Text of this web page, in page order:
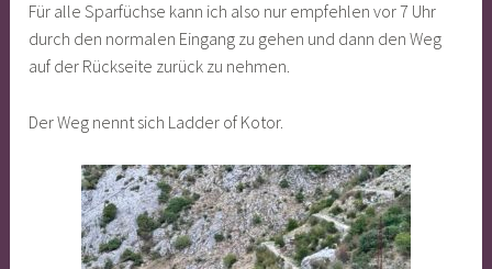
Für alle Sparfüchse kann ich also nur empfehlen vor 7 Uhr
durch den normalen Eingang zu gehen und dann den Weg
auf der Rückseite zurück zu nehmen.
Der Weg nennt sich Ladder of Kotor.